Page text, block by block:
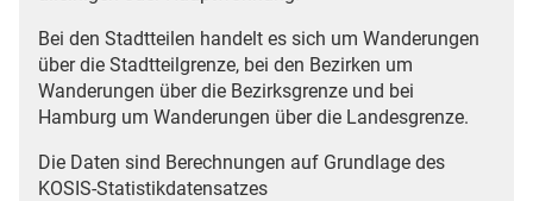
Bei den Stadtteilen handelt es sich um Wanderungen
über die Stadtteilgrenze, bei den Bezirken um
Wanderungen über die Bezirksgrenze und bei
Hamburg um Wanderungen über die Landesgrenze.
Die Daten sind Berechnungen auf Grundlage des
KOSIS-Statistikdatensatzes